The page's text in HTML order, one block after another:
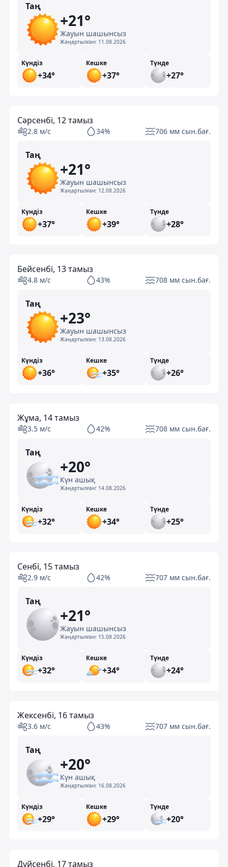
Таң
+21°
Жауын шашынсыз
Жаңартылған: 11.08.2026
Күндіз
+34°
Кешке
+37°
Түнде
+27°
Сәрсенбі, 12 тамыз
2.8 м/с 34% 706 мм сын.бағ.
Таң
+21°
Жауын шашынсыз
Жаңартылған: 12.08.2026
Күндіз
+37°
Кешке
+39°
Түнде
+28°
Бейсенбі, 13 тамыз
4.8 м/с 43% 708 мм сын.бағ.
Таң
+23°
Жауын шашынсыз
Жаңартылған: 13.08.2026
Күндіз
+36°
Кешке
+35°
Түнде
+26°
Жұма, 14 тамыз
3.5 м/с 42% 708 мм сын.бағ.
Таң
+20°
Күн ашық
Жаңартылған: 14.08.2026
Күндіз
+32°
Кешке
+34°
Түнде
+25°
Сенбі, 15 тамыз
2.9 м/с 42% 707 мм сын.бағ.
Таң
+21°
Жауын шашынсыз
Жаңартылған: 15.08.2026
Күндіз
+32°
Кешке
+34°
Түнде
+24°
Жексенбі, 16 тамыз
3.6 м/с 43% 707 мм сын.бағ.
Таң
+20°
Күн ашық
Жаңартылған: 16.08.2026
Күндіз
+29°
Кешке
+29°
Түнде
+20°
Дүйсенбі, 17 тамыз